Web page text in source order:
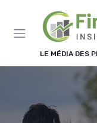
LE MÉDIA DES